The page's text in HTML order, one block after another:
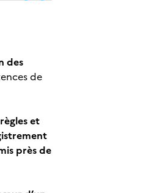
des
de
et
près de